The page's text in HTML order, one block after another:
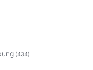
(434)